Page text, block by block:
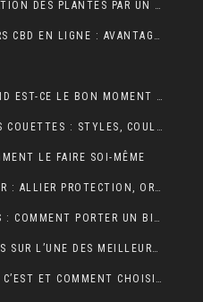
LES SECRETS DE LA MULTIPLICATION DES PLANTES PAR UN JARDINIER
POURQUOI ACHETER VOS FLEURS CBD EN LIGNE : AVANTAGES, BIENFAITS ET CONSEILS
DESSOUCHAGE D’ARBRES : QUAND EST-CE LE BON MOMENT POUR LE FAIRE ?
LES TENDANCES 2025 POUR LES COUETTES : STYLES, COULEURS ET MATÉRIAUX
LE FAIRE SOI-MÊME
LE SAC À DOS POUR ORDINATEUR : ALLIER PROTECTION, ORGANISATION ET ÉLÉGANCE AU QUOTIDIEN
CONSEILS MODE POUR HOMMES : COMMENT PORTER UN BIJOU MÉDAILLE AVEC STYLE ?
XTREME HD IPTV : TEST ET AVIS SUR L’UNE DES MEILLEURES OFFRES DU MARCHÉ
SERVEUR IPTV : QU’EST-CE QUE C’EST ET COMMENT CHOISIR LE MEILLEUR EN 2024 ?